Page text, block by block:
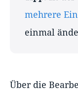
mehrere
einmal
Über die